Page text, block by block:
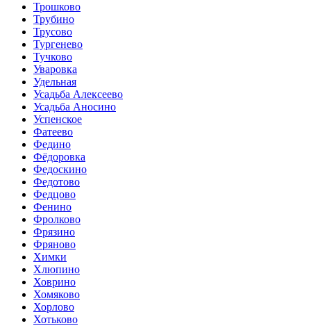
Трошково
Трубино
Трусово
Тургенево
Тучково
Уваровка
Удельная
Усадьба Алексеево
Усадьба Аносино
Успенское
Фатеево
Федино
Фёдоровка
Федоскино
Федотово
Федцово
Фенино
Фролково
Фрязино
Фряново
Химки
Хлюпино
Ховрино
Хомяково
Хорлово
Хотьково